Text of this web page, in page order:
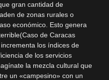
gran cantidad de
de zonas rurales o
económico. Esto genera
de Caracas
los índices de
de los servicios
la mezcla cultural que
un «campesino» con un